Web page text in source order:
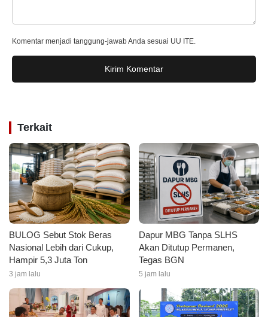
Komentar menjadi tanggung-jawab Anda sesuai UU ITE.
Kirim Komentar
Terkait
BULOG Sebut Stok Beras
Nasional Lebih dari Cukup,
Hampir 5,3 Juta Ton
3 jam lalu
Dapur MBG Tanpa SLHS
Akan Ditutup Permanen,
Tegas BGN
5 jam lalu